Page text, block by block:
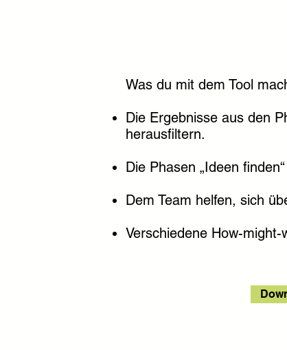
Was du mit dem Tool
Die Ergebnisse aus den
herausfiltern.
Die Phasen „Ideen
Dem Team helfen, sich
Verschiedene How-might-